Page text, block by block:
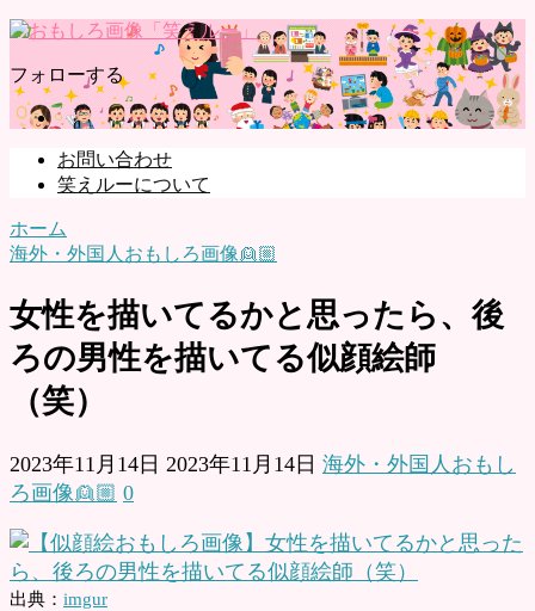
フォローする
お問い合わせ
笑えルーについて
ホーム
海外・外国人おもしろ画像👱🏼
女性を描いてるかと思ったら、後
ろの男性を描いてる似顔絵師
（笑）
2023年11月14日 2023年11月14日 海外・外国人おもし
ろ画像👱🏼 0
出典： imgur